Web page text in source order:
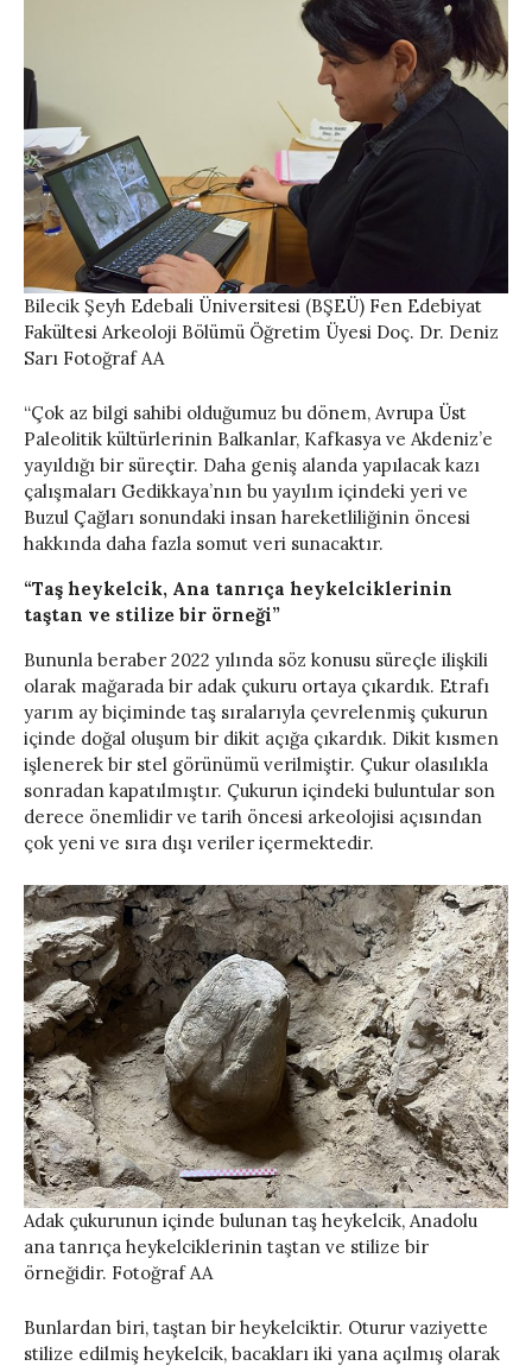
Bilecik Şeyh Edebali Üniversitesi (BŞEÜ) Fen Edebiyat
Fakültesi Arkeoloji Bölümü Öğretim Üyesi Doç. Dr. Deniz
Sarı Fotoğraf AA
“Çok az bilgi sahibi olduğumuz bu dönem, Avrupa Üst
Paleolitik kültürlerinin Balkanlar, Kafkasya ve Akdeniz’e
yayıldığı bir süreçtir. Daha geniş alanda yapılacak kazı
çalışmaları Gedikkaya’nın bu yayılım içindeki yeri ve
Buzul Çağları sonundaki insan hareketliliğinin öncesi
hakkında daha fazla somut veri sunacaktır.
“Taş heykelcik, Ana tanrıça heykelciklerinin
taştan ve stilize bir örneği”
Bununla beraber 2022 yılında söz konusu süreçle ilişkili
olarak mağarada bir adak çukuru ortaya çıkardık. Etrafı
yarım ay biçiminde taş sıralarıyla çevrelenmiş çukurun
içinde doğal oluşum bir dikit açığa çıkardık. Dikit kısmen
işlenerek bir stel görünümü verilmiştir. Çukur olasılıkla
sonradan kapatılmıştır. Çukurun içindeki buluntular son
derece önemlidir ve tarih öncesi arkeolojisi açısından
çok yeni ve sıra dışı veriler içermektedir.
Adak çukurunun içinde bulunan taş heykelcik, Anadolu
ana tanrıça heykelciklerinin taştan ve stilize bir
örneğidir. Fotoğraf AA
Bunlardan biri, taştan bir heykelciktir. Oturur vaziyette
stilize edilmiş heykelcik, bacakları iki yana açılmış olarak